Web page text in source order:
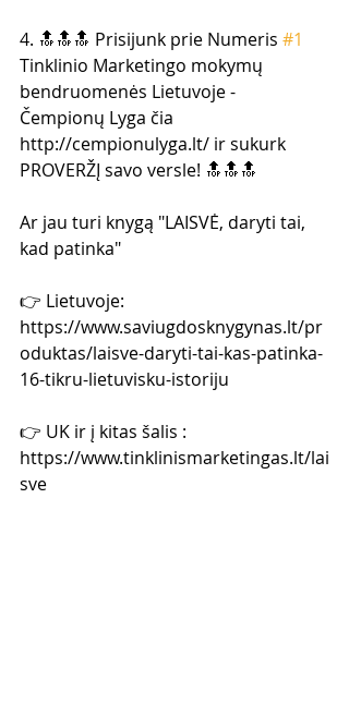
4. 🔝🔝🔝 Prisijunk prie Numeris #1
Tinklinio Marketingo mokymų
bendruomenės Lietuvoje -
Čempionų Lyga čia
http://cempionulyga.lt/ ir sukurk
PROVERŽĮ savo versle! 🔝🔝🔝
Ar jau turi knygą "LAISVĖ, daryti tai,
kad patinka"
👉 Lietuvoje:
https://www.saviugdosknygynas.lt/pr
oduktas/laisve-daryti-tai-kas-patinka-
16-tikru-lietuvisku-istoriju
👉 UK ir į kitas šalis :
https://www.tinklinismarketingas.lt/lai
sve